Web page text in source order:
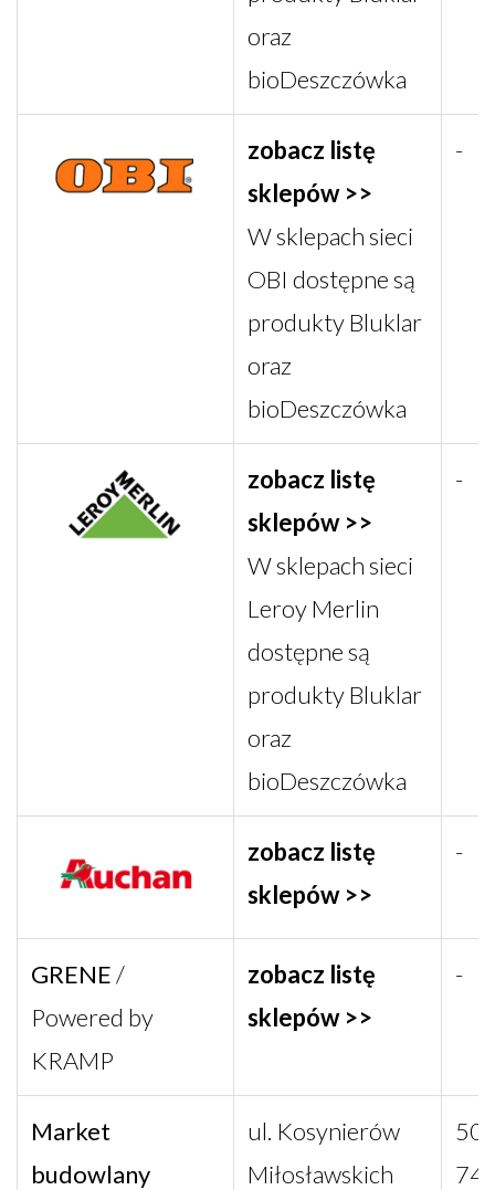
oraz
bioDeszczówka
zobacz listę
sklepów >>
W sklepach sieci
OBI dostępne są
produkty Bluklar
oraz
bioDeszczówka
-
zobacz listę
sklepów >>
W sklepach sieci
Leroy Merlin
dostępne są
produkty Bluklar
oraz
bioDeszczówka
-
zobacz listę
sklepów >>
-
GRENE/
Powered by
KRAMP
zobacz listę
sklepów >>
-
Market
budowlany
ul. Kosynierów
Miłosławskich
74